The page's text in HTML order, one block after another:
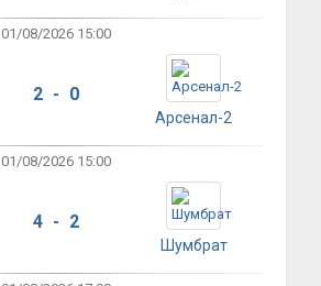
01/08/2026 15:00
2 - 0
Арсенал-2
01/08/2026 15:00
4 - 2
Шумбрат